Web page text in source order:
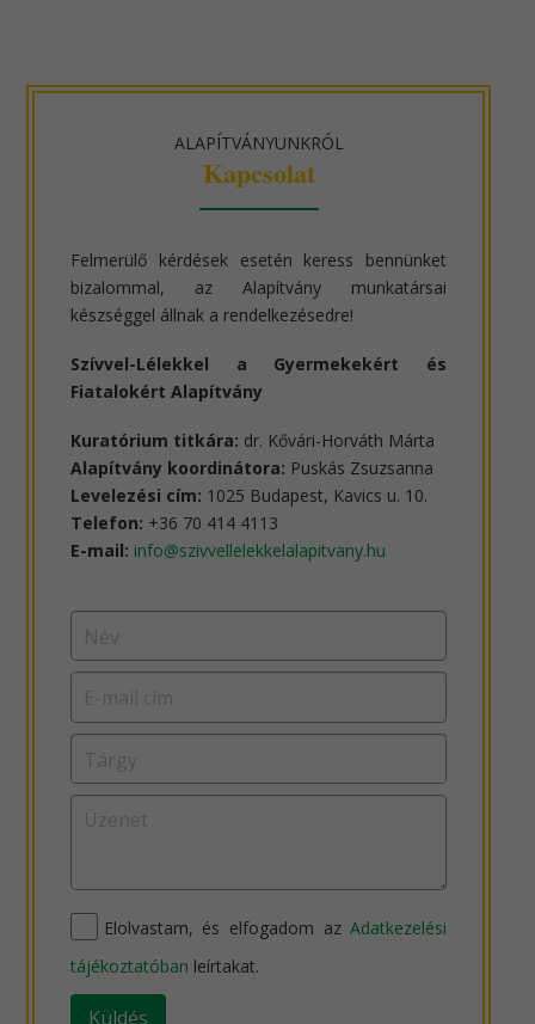
ALAPÍTVÁNYUNKRÓL
Kapcsolat
Felmerülő kérdések esetén keress bennünket
bizalommal, az Alapítvány munkatársai
készséggel állnak a rendelkezésedre!
Szívvel-Lélekkel a Gyermekekért és
Fiatalokért Alapítvány
Kuratórium titkára: dr. Kővári-Horváth Márta
Alapítvány koordinátora: Puskás Zsuzsanna
Levelezési cím: 1025 Budapest, Kavics u. 10.
Telefon: +36 70 414 4113
E-mail: info@szivvellelekkelalapitvany.hu
Elolvastam, és elfogadom azAdatkezelési
tájékoztatóban leírtakat.